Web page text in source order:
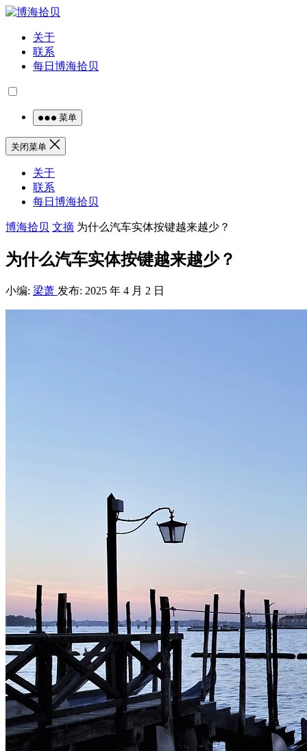
关于
联系
每日博海拾贝
菜单
关闭菜单
关于
联系
每日博海拾贝
博海拾贝 文摘 为什么汽车实体按键越来越少？
为什么汽车实体按键越来越少？
小编: 梁萧 发布: 2025 年 4 月 2 日